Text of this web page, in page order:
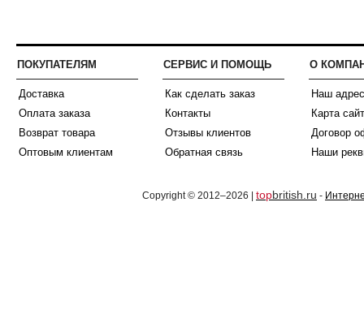
ПОКУПАТЕЛЯМ
Доставка
Оплата заказа
Возврат товара
Оптовым клиентам
СЕРВИС И ПОМОЩЬ
Как сделать заказ
Контакты
Отзывы клиентов
Обратная связь
О
Наш адрес
Карта
Договор
Наши
Copyright © 2012–2026 | topbritish.ru -